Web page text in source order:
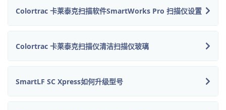
Colortrac 卡莱泰克扫描软件SmartWorks Pro 扫描仪设置
Colortrac 卡莱泰克扫描仪清洁扫描仪玻璃
SmartLF SC Xpress如何升级型号